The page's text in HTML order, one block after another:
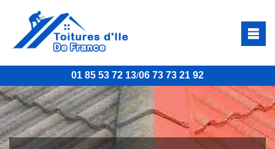
01 85 53 72 13/06 73 73 21 92